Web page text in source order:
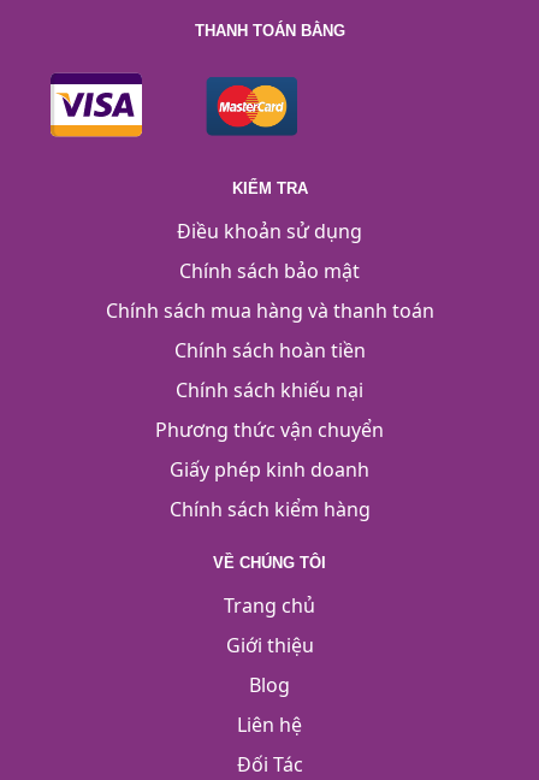
THANH TOÁN BẰNG
KIỂM TRA
Điều khoản sử dụng
Chính sách bảo mật
Chính sách mua hàng và thanh toán
Chính sách hoàn tiền
Chính sách khiếu nại
Phương thức vận chuyển
Giấy phép kinh doanh
Chính sách kiểm hàng
VỀ CHÚNG TÔI
Trang chủ
Giới thiệu
Blog
Liên hệ
Đối Tác